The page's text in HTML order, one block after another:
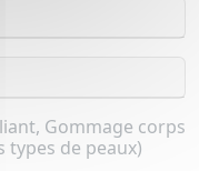
Gommage corps
types de peaux)